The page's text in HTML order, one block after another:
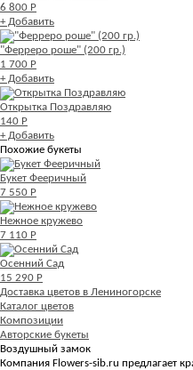
6 800 Р
+ Добавить
"Ферреро роше" (200 гр.)
1 700 Р
+ Добавить
Открытка Поздравляю
140 Р
+ Добавить
Похожие букеты
Букет Фееричный
7 550 Р
Нежное кружево
7 110 Р
Осенний Сад
15 290 Р
Доставка цветов в Лениногорске
Каталог цветов
Композиции
Авторские букеты
Воздушный замок
Компания Flowers-sib.ru предлагает